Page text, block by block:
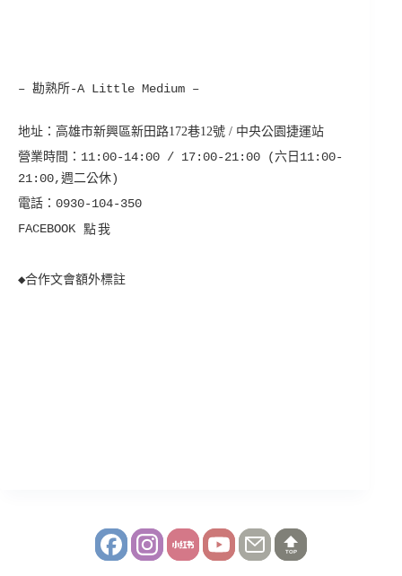
– 勘熟所-A Little Medium –
地址：高雄市新興區新田路172巷12號 / 中央公園捷運站
營業時間：11:00-14:00 / 17:00-21:00 (六日11:00-
21:00,週二公休)
電話：0930-104-350
FACEBOOK 點我
◆合作文會額外標註
TOP